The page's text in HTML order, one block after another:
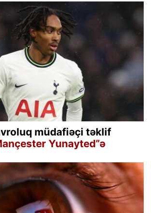
müdafiəçi təklif
Yunayted”ə